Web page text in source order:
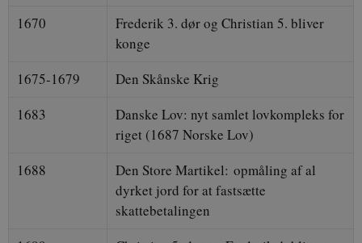
1670
Frederik 3. dør og Christian 5. bliver
konge
1675-1679
Den Skånske Krig
1683
Danske Lov: nyt samlet lovkompleks for
riget (1687 Norske Lov)
1688
Den Store Martikel: opmåling af al
dyrket jord for at fastsætte
skattebetalingen